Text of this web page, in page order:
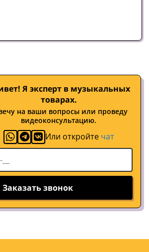
Я эксперт в музыкальных
товарах.
на ваши вопросы или проведу
видеоконсультацию.
Или откройте чат
Заказать звонок